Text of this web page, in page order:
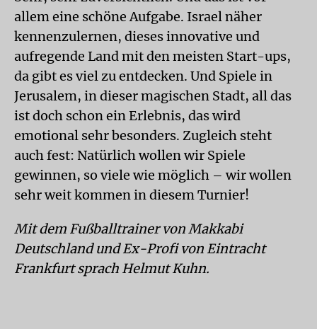
allem eine schöne Aufgabe. Israel näher
kennenzulernen, dieses innovative und
aufregende Land mit den meisten Start-ups,
da gibt es viel zu entdecken. Und Spiele in
Jerusalem, in dieser magischen Stadt, all das
ist doch schon ein Erlebnis, das wird
emotional sehr besonders. Zugleich steht
auch fest: Natürlich wollen wir Spiele
gewinnen, so viele wie möglich – wir wollen
sehr weit kommen in diesem Turnier!
Mit dem Fußballtrainer von Makkabi
Deutschland und Ex-Profi von Eintracht
Frankfurt sprach Helmut Kuhn.